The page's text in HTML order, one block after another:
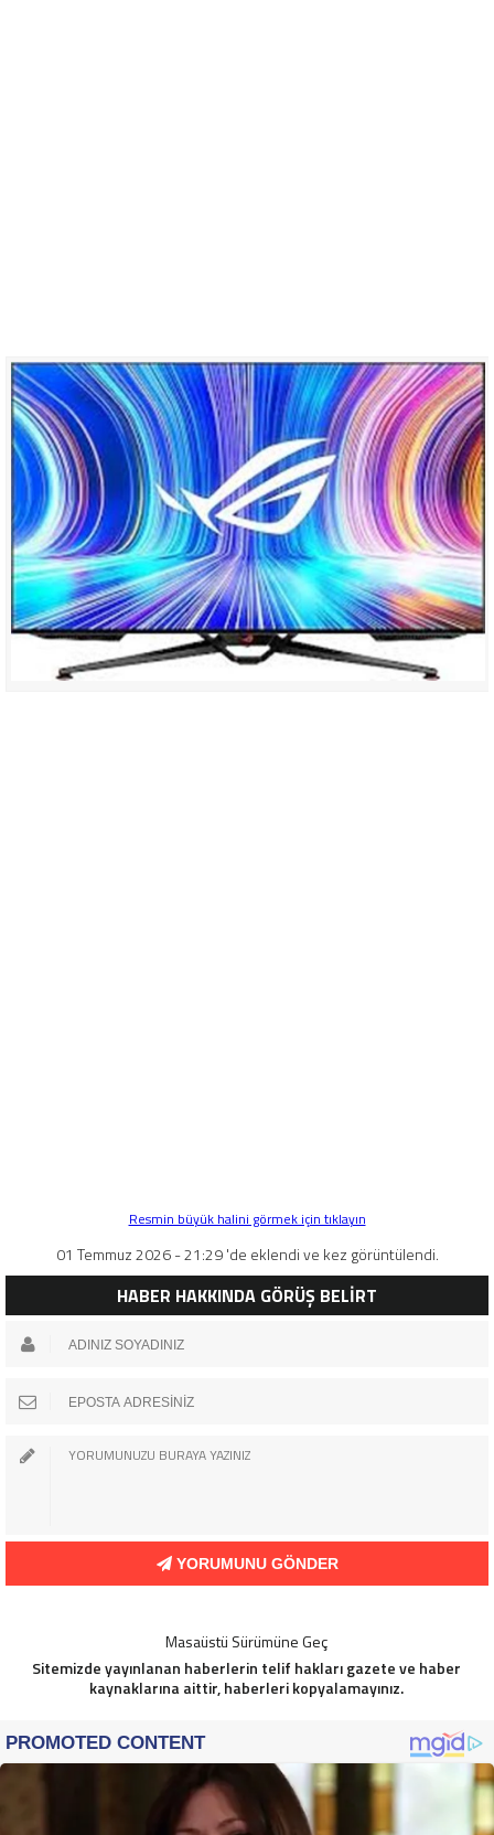
Resmin büyük halini görmek için tıklayın
01 Temmuz 2026 - 21:29 'de eklendi ve kez görüntülendi.
HABER HAKKINDA GÖRÜŞ BELİRT
YORUMUNU GÖNDER
Masaüstü Sürümüne Geç
Sitemizde yayınlanan haberlerin telif hakları gazete ve haber
kaynaklarına aittir, haberleri kopyalamayınız.